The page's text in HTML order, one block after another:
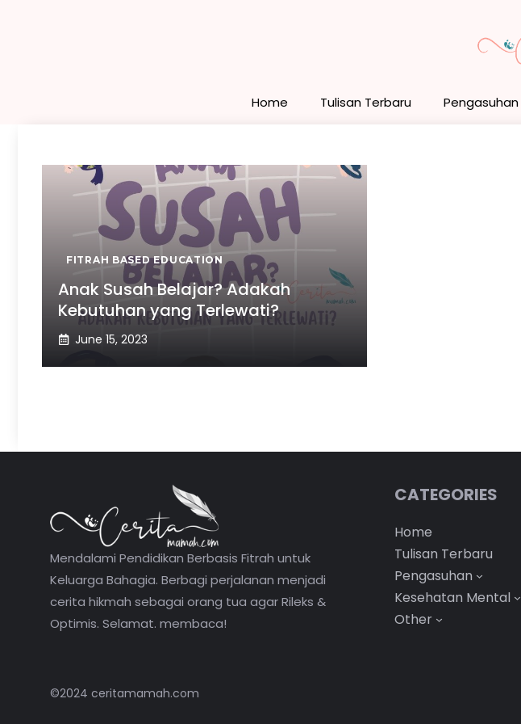
Home Tulisan Terbaru Pengasuhan
FITRAH BASED EDUCATION
Anak Susah Belajar? Adakah
Kebutuhan yang Terlewati?
June 15, 2023
Mendalami Pendidikan Berbasis Fitrah untuk
Keluarga Bahagia. Berbagi perjalanan menjadi
cerita hikmah sebagai orang tua agar Rileks &
Optimis. Selamat. membaca!
CATEGORIES
Home
Tulisan Terbaru
Pengasuhan
Kesehatan Mental
Other
©2024 ceritamamah.com